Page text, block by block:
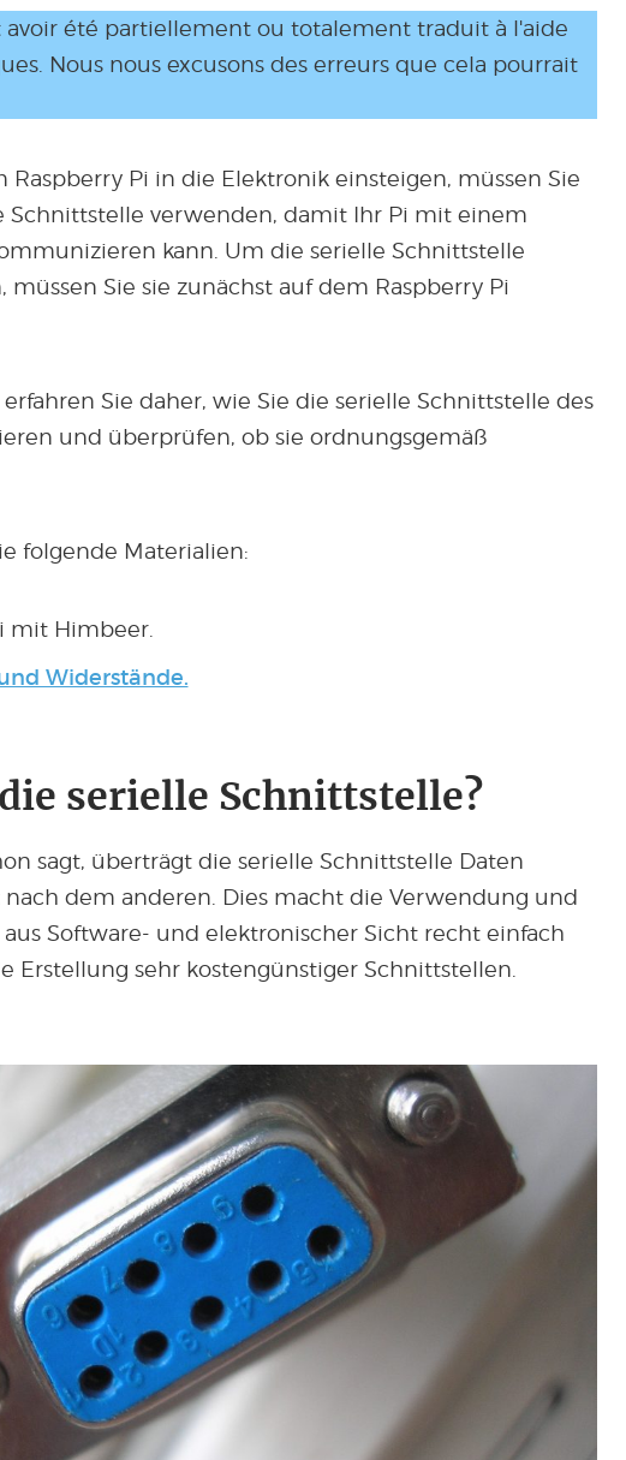
été partiellement ou totalement traduit à l'aide
Nous nous excusons des erreurs que cela pourrait
Raspberry Pi in die Elektronik einsteigen, müssen Sie
Schnittstelle verwenden, damit Ihr Pi mit einem
kann. Um die serielle Schnittstelle
müssen Sie sie zunächst auf dem Raspberry Pi
Sie daher, wie Sie die serielle Schnittstelle des
und überprüfen, ob sie ordnungsgemäß
folgende Materialien:
mit Himbeer.
Widerstände.
serielle Schnittstelle?
sagt, überträgt die serielle Schnittstelle Daten
nach dem anderen. Dies macht die Verwendung und
Software- und elektronischer Sicht recht einfach
Erstellung sehr kostengünstiger Schnittstellen.